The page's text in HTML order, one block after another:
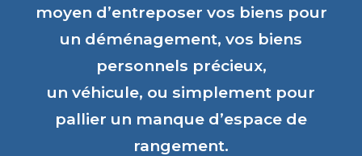
moyen d’entreposer vos biens pour
un déménagement, vos biens
personnels précieux,
un véhicule, ou simplement pour
pallier un manque d’espace de
rangement.